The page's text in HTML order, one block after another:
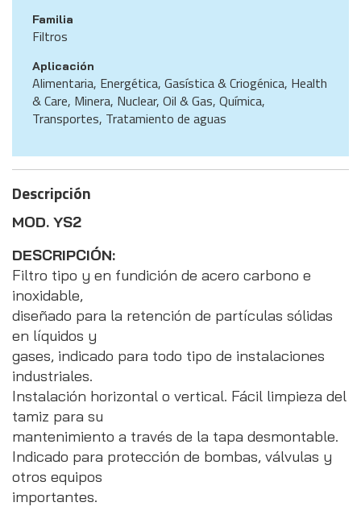
Familia
Filtros
Aplicación
Alimentaria, Energética, Gasística & Criogénica, Health
& Care, Minera, Nuclear, Oil & Gas, Química,
Transportes, Tratamiento de aguas
Descripción
MOD. YS2
DESCRIPCIÓN:
Filtro tipo y en fundición de acero carbono e
inoxidable,
diseñado para la retención de partículas sólidas
en líquidos y
gases, indicado para todo tipo de instalaciones
industriales.
Instalación horizontal o vertical. Fácil limpieza del
tamiz para su
mantenimiento a través de la tapa desmontable.
Indicado para protección de bombas, válvulas y
otros equipos
importantes.